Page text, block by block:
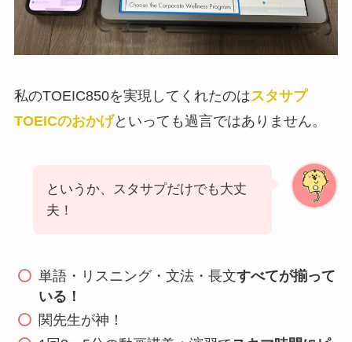
私のTOEIC850を実現してくれたのはスタサプ
TOEICのおかげといっても過言ではありません。
というか、スタサプだけでも大丈
夫！
単語・リスニング・文法・長文すべてが揃って
いる！
関先生が神！